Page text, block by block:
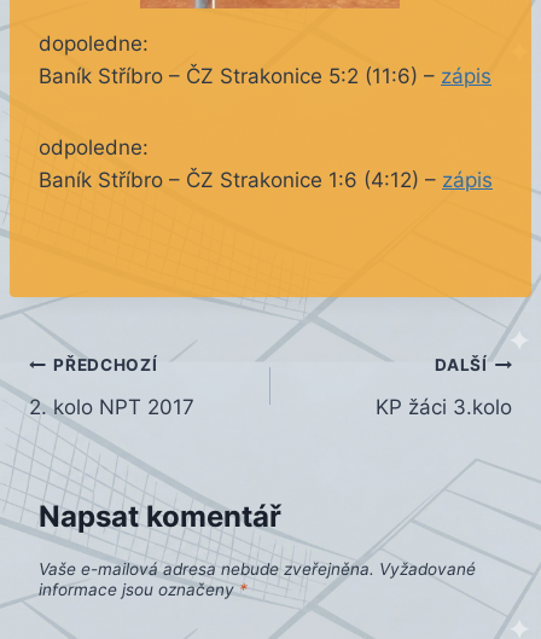
dopoledne:
Baník Stříbro – ČZ Strakonice 5:2 (11:6) – zápis
odpoledne:
Baník Stříbro – ČZ Strakonice 1:6 (4:12) – zápis
Navigace
pro
příspěvek
PŘEDCHOZÍ
2. kolo NPT 2017
DALŠÍ
KP žáci 3.kolo
Napsat komentář
Vaše e-mailová adresa nebude zveřejněna. Vyžadované
informace jsou označeny*